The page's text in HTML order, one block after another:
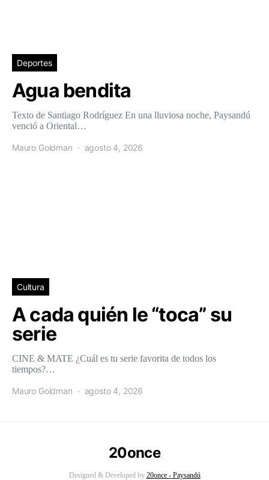
Deportes
Agua bendita
Texto de Santiago Rodríguez En una lluviosa noche, Paysandú
venció a Oriental…
Mauro Goldman agosto 4, 2026
Cultura
A cada quién le “toca” su
serie
CINE & MATE ¿Cuál es tu serie favorita de todos los
tiempos?…
Mauro Goldman agosto 4, 2026
20once
Designed & Developed by 20once - Paysandú